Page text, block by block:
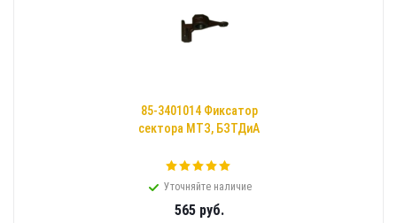
85-3401014 Фиксатор
сектора МТЗ, БЗТДиА
Уточняйте наличие
565руб.